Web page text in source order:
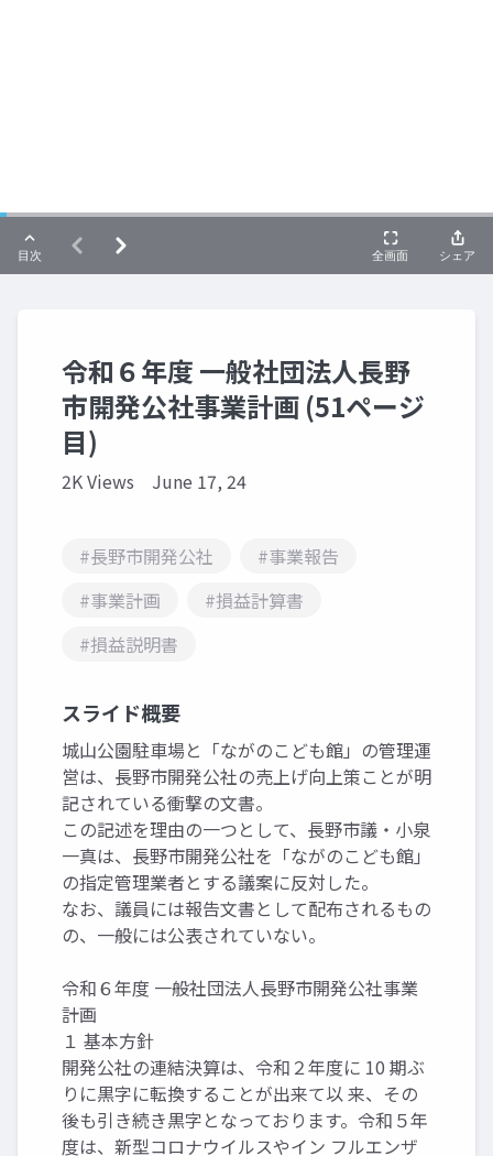
令和６年度 一般社団法人長野
市開発公社事業計画 (51ページ
目)
2K Views June 17, 24
#長野市開発公社
#事業報告
#事業計画
#損益計算書
#損益説明書
スライド概要
城山公園駐車場と「ながのこども館」の管理運
営は、長野市開発公社の売上げ向上策ことが明
記されている衝撃の文書。
この記述を理由の一つとして、長野市議・小泉
一真は、長野市開発公社を「ながのこども館」
の指定管理業者とする議案に反対した。
なお、議員には報告文書として配布されるもの
の、一般には公表されていない。
令和６年度 一般社団法人長野市開発公社事業
計画
１ 基本方針
開発公社の連結決算は、令和２年度に 10 期ぶ
りに黒字に転換することが出来て以 来、その
後も引き続き黒字となっております。令和５年
度は、新型コロナウイルスやイン フルエンザ